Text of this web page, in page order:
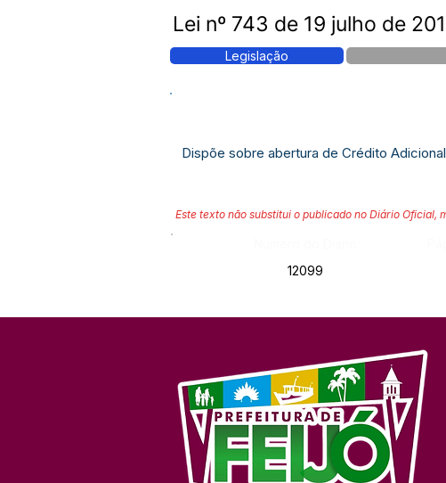
Lei nº 743 de 19 julho de
Legislação
Dispõe sobre abertura de Crédito
Este texto não substitui o publicado no Diário
12099